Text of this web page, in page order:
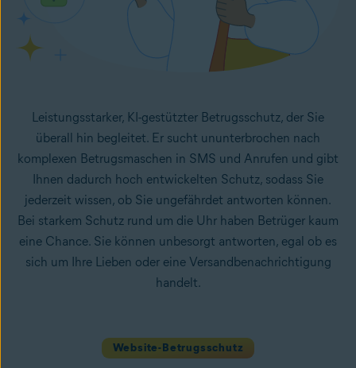
Leistungsstarker, KI-gestützter Betrugsschutz, der Sie
überall hin begleitet. Er sucht ununterbrochen nach
komplexen Betrugsmaschen in SMS und Anrufen und gibt
Ihnen dadurch hoch entwickelten Schutz, sodass Sie
jederzeit wissen, ob Sie ungefährdet antworten können.
Bei starkem Schutz rund um die Uhr haben Betrüger kaum
eine Chance. Sie können unbesorgt antworten, egal ob es
sich um Ihre Lieben oder eine Versandbenachrichtigung
handelt.
Website-Betrugsschutz